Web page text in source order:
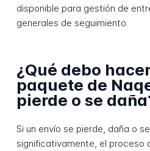
disponible para gestión de
generales de seguimiento.
¿Qué debo
paquete de
pierde o se
Si un envío se pierde, daña o
significativamente, el proceso